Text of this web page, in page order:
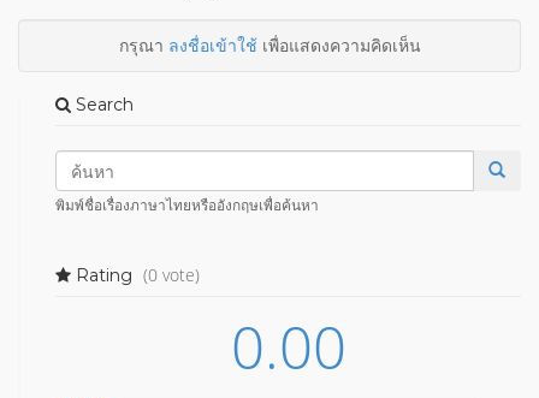
กรุณา ลงชื่อเข้าใช้เพื่อแสดงความคิดเห็น
Search
พิมพ์ชื่อเรื่องภาษาไทยหรืออังกฤษเพื่อค้นหา
Rating (0 vote)
0.00